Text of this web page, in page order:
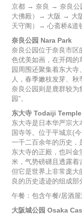
京都 → 奈良 → 奈良公
大佛殿）→ 大阪 → 大
天守阁）→ 心斋桥&道
奈良公园 Nara Park
奈良公园位于奈良市区
色优美如画，在开阔的
园周围还聚集着东大寺
人，春季嫩枝发芽、
奈良公园则是鹿群较为
园”。
东大寺 Todaiji Temple
东大寺是日本华严宗大
国寺等。位于平城京(
一千二百余年的历史，
东大寺的正殿，也叫
米，气势磅礴且透露着
但它是世界上非常庞大
良的历史遗迹的组成部
午餐：包含午餐/居酒
大阪城公园 Osaka